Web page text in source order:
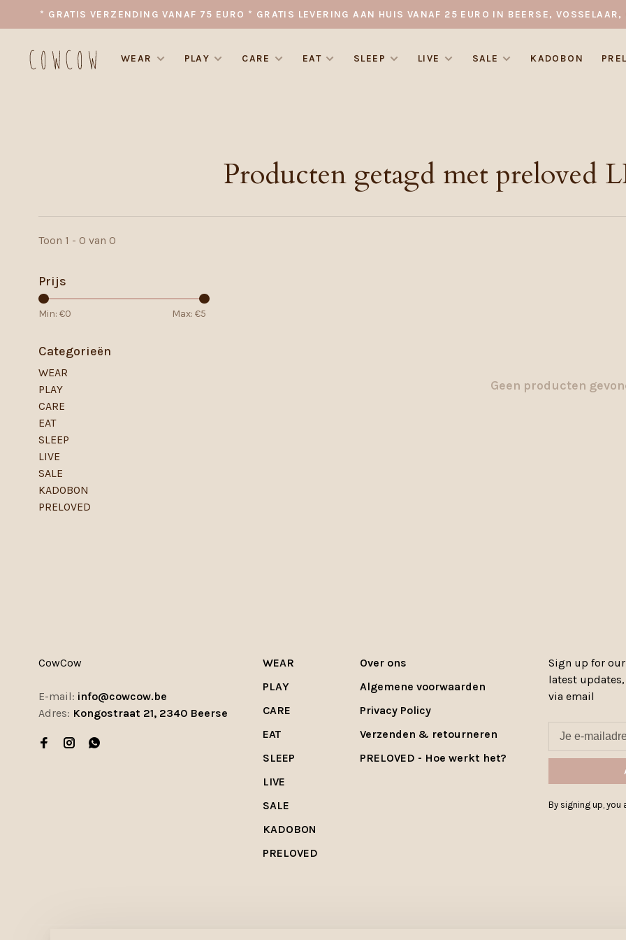
* GRATIS VERZENDING VANAF 75 EURO * GRATIS LEVERING AAN HUIS VANAF 25 EURO IN BEERSE,
WEAR PLAY CARE EAT SLEEP LIVE SALE KADOBON
Producten getagd met preloved
Toon 1 - 0 van 0
Prijs
Min: €0 Max: €5
Categorieën
WEAR
PLAY
CARE
EAT
SLEEP
LIVE
SALE
KADOBON
PRELOVED
Geen producten
CowCow
E-mail: info@cowcow.be
Adres: Kongostraat 21, 2340 Beerse
WEAR
PLAY
CARE
EAT
SLEEP
LIVE
SALE
KADOBON
PRELOVED
Over ons
Algemene voorwaarden
Privacy Policy
Verzenden & retourneren
PRELOVED - Hoe werkt het?
Sign up for
latest
via email
By signing up, you